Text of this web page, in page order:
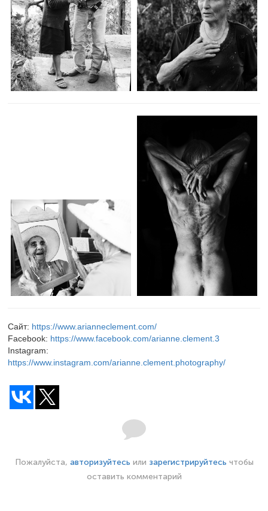
Сайт: https://www.arianneclement.com/
Facebook: https://www.facebook.com/arianne.clement.3
Instagram:
https://www.instagram.com/arianne.clement.photography/
Пожалуйста, авторизуйтесь или зарегистрируйтесь чтобы
оставить комментарий